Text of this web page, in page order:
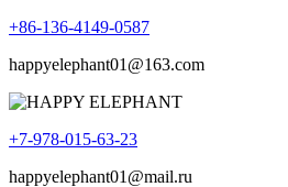
+86-136-4149-0587
happyelephant01@163.com
+7-978-015-63-23
happyelephant01@mail.ru